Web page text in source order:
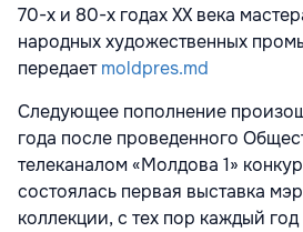
70-х и 80-х годах ХХ века
народных художественных
передаетmoldpres.md
Следующее пополнение
года после проведенного
телеканалом «Молдова 1»
состоялась первая выставка
коллекции, с тех пор каждый